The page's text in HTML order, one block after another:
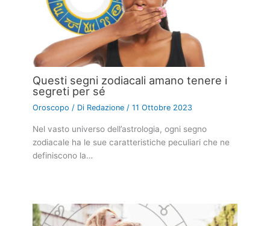
Questi segni zodiacali amano tenere i
segreti per sé
Oroscopo / Di Redazione/11 Ottobre 2023
Nel vasto universo dell’astrologia, ogni segno
zodiacale ha le sue caratteristiche peculiari che ne
definiscono la…